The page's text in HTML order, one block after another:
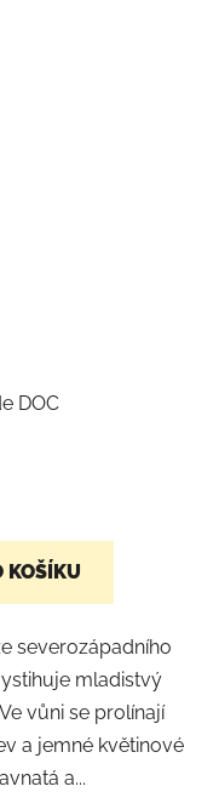
DOC
KOŠÍKU
severozápadního
mladistvý
vůni se prolínají
a jemné květinové
a...